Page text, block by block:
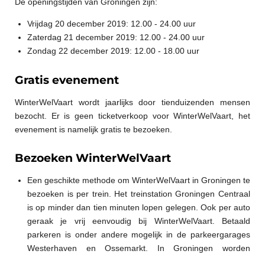
De openingstijden van Groningen zijn:
Vrijdag 20 december 2019: 12.00 - 24.00 uur
Zaterdag 21 december 2019: 12.00 - 24.00 uur
Zondag 22 december 2019: 12.00 - 18.00 uur
Gratis evenement
WinterWelVaart wordt jaarlijks door tienduizenden mensen
bezocht. Er is geen ticketverkoop voor WinterWelVaart, het
evenement is namelijk gratis te bezoeken.
Bezoeken WinterWelVaart
Een geschikte methode om WinterWelVaart in Groningen te
bezoeken is per trein. Het treinstation Groningen Centraal
is op minder dan tien minuten lopen gelegen. Ook per auto
geraak je vrij eenvoudig bij WinterWelVaart. Betaald
parkeren is onder andere mogelijk in de parkeergarages
Westerhaven en Ossemarkt. In Groningen worden